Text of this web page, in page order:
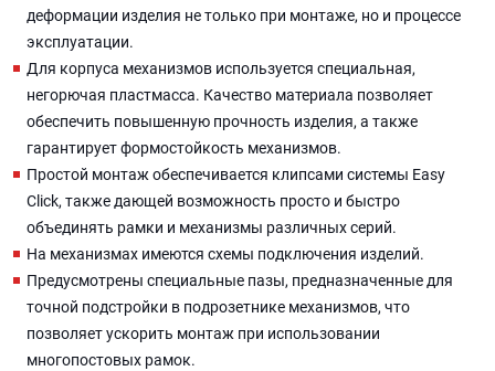
деформации изделия не только при монтаже, но и процессе
эксплуатации.
Для корпуса механизмов используется специальная,
негорючая пластмасса. Качество материала позволяет
обеспечить повышенную прочность изделия, а также
гарантирует формостойкость механизмов.
Простой монтаж обеспечивается клипсами системы Easy
Click, также дающей возможность просто и быстро
объединять рамки и механизмы различных серий.
На механизмах имеются схемы подключения изделий.
Предусмотрены специальные пазы, предназначенные для
точной подстройки в подрозетнике механизмов, что
позволяет ускорить монтаж при использовании
многопостовых рамок.